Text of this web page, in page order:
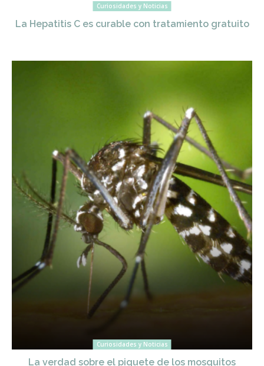
Curiosidades y Noticias
La Hepatitis C es curable con tratamiento gratuito
Curiosidades y Noticias
La verdad sobre el piquete de los mosquitos